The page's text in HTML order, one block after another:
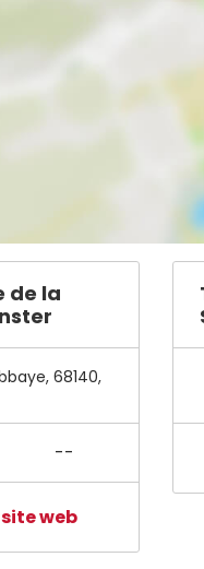
de la
, 68140,
--
web